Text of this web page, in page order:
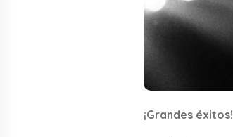
¡Grandes éxitos!